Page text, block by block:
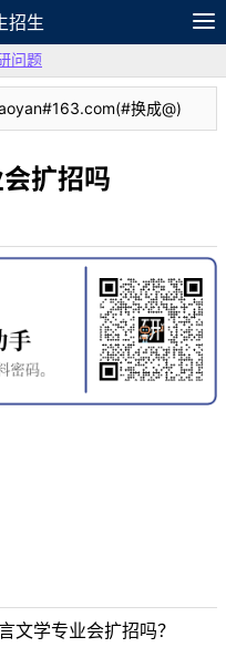
招生
笔记
问题
换成@)
扩招吗
文学专业会扩招吗？